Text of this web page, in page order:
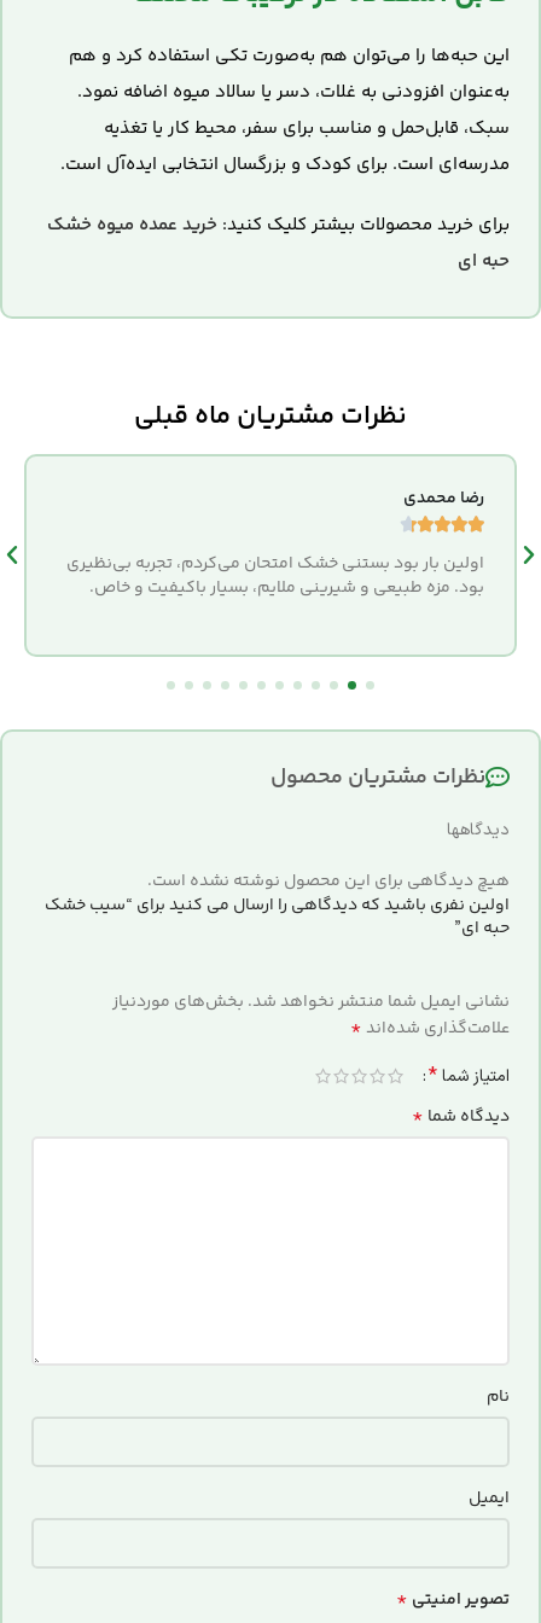
این حبه‌ها را می‌توان هم به‌صورت تکی استفاده کرد و هم
به‌عنوان افزودنی به غلات، دسر یا سالاد میوه اضافه نمود.
سبک، قابل‌حمل و مناسب برای سفر، محیط کار یا تغذیه
مدرسه‌ای است. برای کودک و بزرگسال انتخابی ایده‌آل است.
برای خرید محصولات بیشتر کلیک کنید: خرید عمده میوه خشک
حبه ای
نظرات مشتریان ماه قبلی
رضا محمدی





اولین بار بود بستنی خشک امتحان می‌کردم، تجربه بی‌نظیری
بود. مزه طبیعی و شیرینی ملایم، بسیار باکیفیت و خاص.
نظرات مشتریان محصول
دیدگاهها
هیچ دیدگاهی برای این محصول نوشته نشده است.
اولین نفری باشید که دیدگاهی را ارسال می کنید برای “سیب خشک
حبه ای”
نشانی ایمیل شما منتشر نخواهد شد. بخش‌های موردنیاز
علامت‌گذاری شده‌اند*
امتیاز شما*
دیدگاه شما *
نام
ایمیل
تصویر امنیتی *